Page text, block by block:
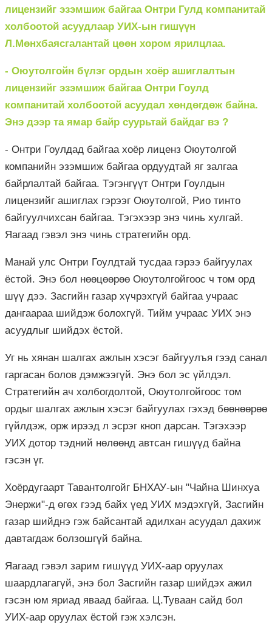
лицензийг эзэмшиж байгаа Онтри Гулд компанитай
холбоотой асуудлаар УИХ-ын гишүүн
Л.Мөнхбаясгалантай цөөн хором ярилцлаа.
- Оюутолгойн бүлэг ордын хоёр ашиглалтын
лицензийг эзэмшиж байгаа Онтри Гоулд
компанитай холбоотой асуудал хөндөгдөж байна.
Энэ дээр та ямар байр суурьтай байдаг вэ ?
- Онтри Гоулдад байгаа хоёр лиценз Оюутолгой
компанийн эзэмшиж байгаа ордуудтай яг залгаа
байрлалтай байгаа. Тэгэнгүүт Онтри Гоулдын
лицензийг ашиглах гэрээг Оюутолгой, Рио тинто
байгуулчихсан байгаа. Тэгэхээр энэ чинь хулгай.
Яагаад гэвэл энэ чинь стратегийн орд.
Манай улс Онтри Гоулдтай тусдаа гэрээ байгуулах
ёстой. Энэ бол нөөцөөрөө Оюутолгойгоос ч том орд
шүү дээ. Засгийн газар хүчрэхгүй байгаа учраас
дангаараа шийдэж болохгүй. Тийм учраас УИХ энэ
асуудлыг шийдэх ёстой.
Уг нь хянан шалгах ажлын хэсэг байгуулъя гээд санал
гаргасан болов дэмжээгүй. Энэ бол эс үйлдэл.
Стратегийн ач холбогдолтой, Оюутолгойгоос том
ордыг шалгах ажлын хэсэг байгуулах гэхэд бөөнөөрөө
гүйлдэж, орж ирээд л эсрэг кноп дарсан. Тэгэхээр
УИХ дотор тэдний нөлөөнд автсан гишүүд байна
гэсэн үг.
Хоёрдугаарт Тавантолгойг БНХАУ-ын "Чайна Шинхуа
Энержи"-д өгөх гээд байх үед УИХ мэдэхгүй, Засгийн
газар шийднэ гэж байсантай адилхан асуудал дахиж
давтагдаж болзошгүй байна.
Яагаад гэвэл зарим гишүүд УИХ-аар оруулах
шаардлагагүй, энэ бол Засгийн газар шийдэх ажил
гэсэн юм яриад яваад байгаа. Ц.Туваан сайд бол
УИХ-аар оруулах ёстой гэж хэлсэн.